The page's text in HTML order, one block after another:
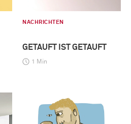
NACHRICHTEN
GETAUFT IST GETAUFT
1 Min